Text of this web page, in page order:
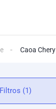
Caoa Chery
Filtros (1)